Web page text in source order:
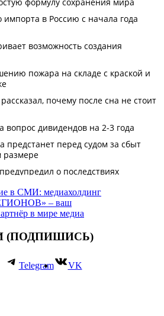
в СМИ: медиахолдинг
– ваш
в мире медиа
(ПОДПИШИСЬ)
Telegram VK